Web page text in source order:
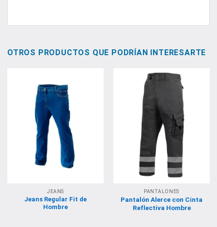
OTROS PRODUCTOS QUE PODRÍAN INTERESARTE
JEANS
Jeans Regular Fit de
Hombre
PANTALONES
Pantalón Alerce con Cinta
Reflectiva Hombre